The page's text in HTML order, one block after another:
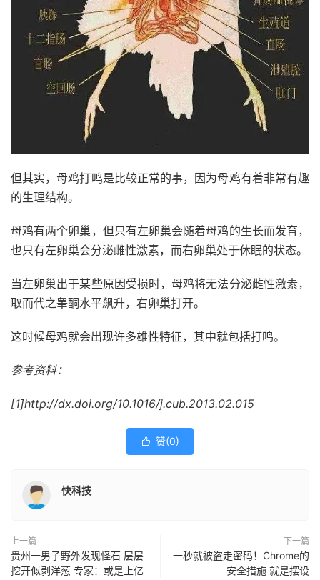
但其实，母鸡打鸣是比较正常的事，因为母鸡有着非常有趣
的生理结构。
母鸡有两个卵巢，但只有左卵巢会随着母鸡的生长而发育，
也只有左卵巢会分泌雌性激素，而右卵巢处于休眠的状态。
当左卵巢出于某些原因受损时，母鸡将无法分泌雌性激素，
取而代之睾酮水平飙升，右卵巢打开。
这时候母鸡就会出现许多雄性特征，其中就包括打鸣。
参考资料：
[1]http://dx.doi.org/10.1016/j.cub.2013.02.015
 赞(0)
快科技
上一篇
贵州一男子野外发现怪石 层层
挖开似剥洋葱 专家：或是上亿
下一篇
一秒就被盗走密码！Chrome的
安全措施 就是摆设